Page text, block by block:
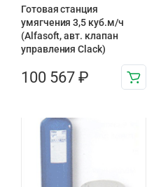
Готовая станция
умягчения 3,5 куб.м/ч
(Alfasoft, авт. клапан
управления Clack)
100 567 ₽